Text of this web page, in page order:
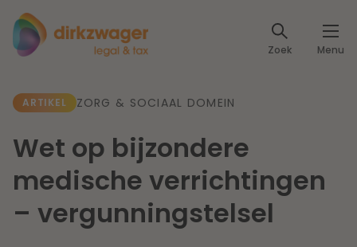
Zoek Menu
Expertises
Fiscaal
Arbeid & Pensioen
Lees meer
Artikelen
Klantcases
Events
Specialisten
ARTIKEL ZORG & SOCIAAL DOMEIN
Wet op bijzondere
medische verrichtingen
– vergunningstelsel